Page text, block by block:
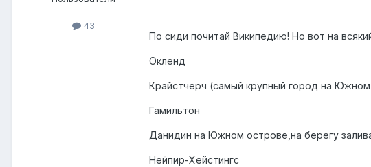
43
По сиди почитай Википедию! Но вот на
Окленд
Крайстчерч (самый крупный город на
Гамильтон
Данидин на Южном острове,на берегу
Нейпир-Хейстингс